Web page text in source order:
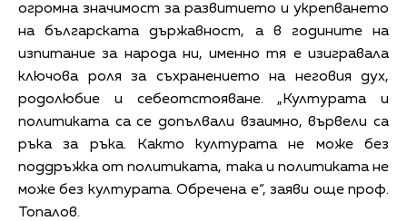
огромна значимост за развитието и укрепването
на българската държавност, а в годините на
изпитание за народа ни, именно тя е изигравала
ключова роля за съхранението на неговия дух,
родолюбие и себеотстояване. „Културата и
политиката са се допълвали взаимно, вървели са
ръка за ръка. Както културата не може без
поддръжка от политиката, така и политиката не
може без културата. Обречена е“, заяви още проф.
Топалов.